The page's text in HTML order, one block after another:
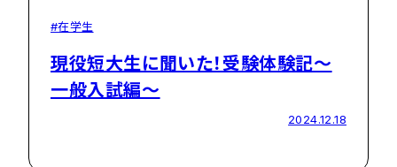
#在学生
現役短大生に聞いた！受験体験記～
一般入試編～
2024.12.18